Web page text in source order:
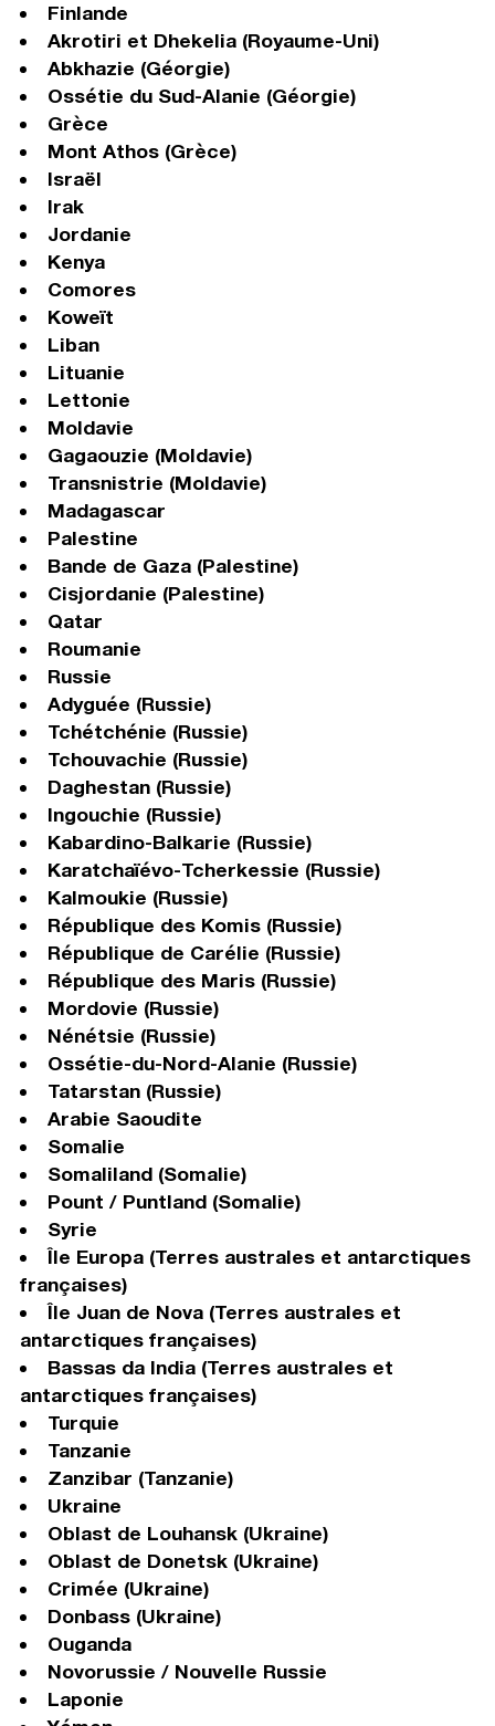
Finlande
Akrotiri et Dhekelia (Royaume-Uni)
Abkhazie (Géorgie)
Ossétie du Sud-Alanie (Géorgie)
Grèce
Mont Athos (Grèce)
Israël
Irak
Jordanie
Kenya
Comores
Koweït
Liban
Lituanie
Lettonie
Moldavie
Gagaouzie (Moldavie)
Transnistrie (Moldavie)
Madagascar
Palestine
Bande de Gaza (Palestine)
Cisjordanie (Palestine)
Qatar
Roumanie
Russie
Adyguée (Russie)
Tchétchénie (Russie)
Tchouvachie (Russie)
Daghestan (Russie)
Ingouchie (Russie)
Kabardino-Balkarie (Russie)
Karatchaïévo-Tcherkessie (Russie)
Kalmoukie (Russie)
République des Komis (Russie)
République de Carélie (Russie)
République des Maris (Russie)
Mordovie (Russie)
Nénétsie (Russie)
Ossétie-du-Nord-Alanie (Russie)
Tatarstan (Russie)
Arabie Saoudite
Somalie
Somaliland (Somalie)
Pount / Puntland (Somalie)
Syrie
Île Europa (Terres australes et antarctiques
françaises)
Île Juan de Nova (Terres australes et
antarctiques françaises)
Bassas da India (Terres australes et
antarctiques françaises)
Turquie
Tanzanie
Zanzibar (Tanzanie)
Ukraine
Oblast de Louhansk (Ukraine)
Oblast de Donetsk (Ukraine)
Crimée (Ukraine)
Donbass (Ukraine)
Ouganda
Novorussie / Nouvelle Russie
Laponie